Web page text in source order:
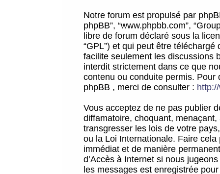
Notre forum est propulsé par
phpBB”, “www.phpbb.com”,
libre de forum déclaré sous la
“GPL”) et qui peut être téléchargé
facilite seulement les discussions
interdit strictement dans ce que
contenu ou conduite permis.
phpBB , merci de consulter :
Vous acceptez de ne pas publier
diffamatoire, choquant,
transgresser les lois de votre
ou la Loi Internationale. Faire
immédiat et de manière
d’Accès à Internet si nous
les messages est enregistrée